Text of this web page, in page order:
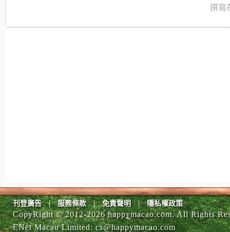
撰寫
刊登廣告 | 服務條款 | 免責聲明 | 隱私權政策
CopyRight © 2012-2026 happymacao.com. All Rights
ENet Macau Limited:cs@happymacao.com